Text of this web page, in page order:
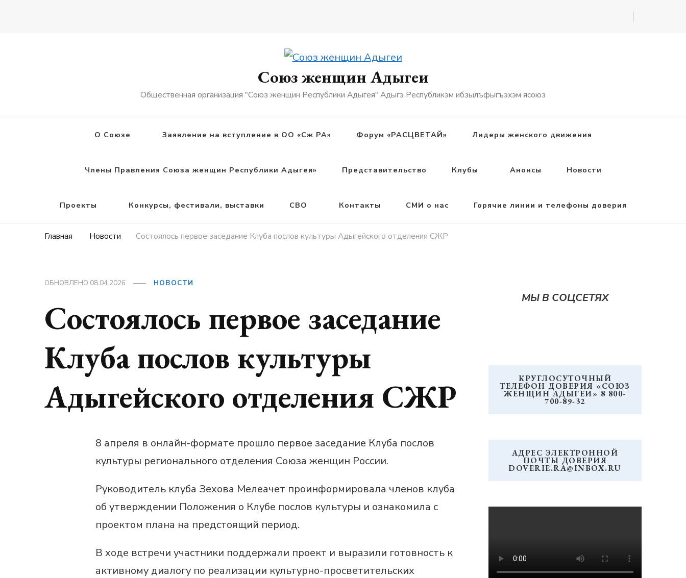
Союз женщин Адыгеи
Общественная организация "Союз женщин Республики Адыгея" Адыгэ Республикэм ибзылъфыгъэхэм ясоюз
О Союзе Заявление на вступление в ОО «Сж РА» Форум «РАСЦВЕТАЙ» Лидеры женского движения
Члены Правления Союза женщин Республики Адыгея» Представительство Клубы Анонсы Новости
Проекты Конкурсы, фестивали, выставки СВО Контакты СМИ о нас Горячие линии и телефоны доверия
Главная Новости Состоялось первое заседание Клуба послов культуры Адыгейского отделения СЖР
ОБНОВЛЕНО 08.04.2026 НОВОСТИ
Состоялось первое заседание
Клуба послов культуры
Адыгейского отделения СЖР
8 апреля в онлайн-формате прошло первое заседание Клуба послов
культуры регионального отделения Союза женщин России.
Руководитель клуба Зехова Мелеачет проинформировала членов клуба
об утверждении Положения о Клубе послов культуры и ознакомила с
проектом плана на предстоящий период.
В ходе встречи участники поддержали проект и выразили готовность к
активному диалогу по реализации культурно-просветительских
МЫ В СОЦСЕТЯХ
КРУГЛОСУТОЧНЫЙ
ТЕЛЕФОН ДОВЕРИЯ «СОЮЗ
ЖЕНЩИН АДЫГЕИ» 8 800-
700-89-32
АДРЕС ЭЛЕКТРОННОЙ
ПОЧТЫ ДОВЕРИЯ
DOVERIE.RA@INBOX.RU